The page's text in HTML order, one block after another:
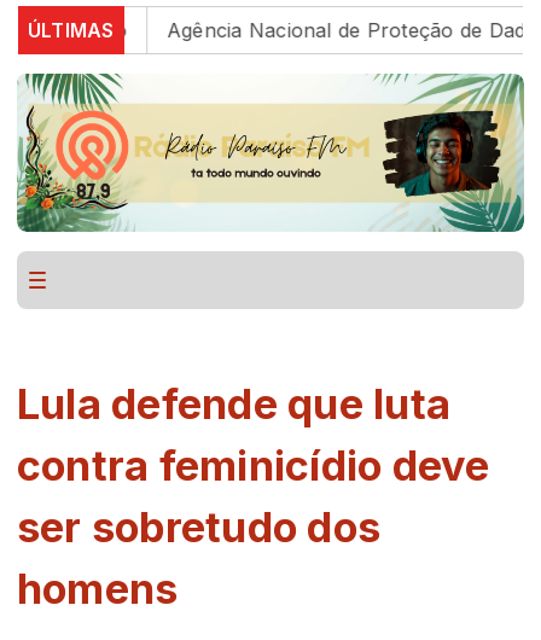
ÚLTIMASAgência Nacional de Proteção de Dados
Lula defende que luta
contra feminicídio deve
ser sobretudo dos
homens